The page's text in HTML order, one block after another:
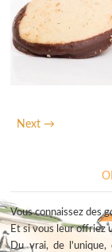
Next →
Vous connaissez des
Et si vous leur offriez
Du vrai, de l'unique,